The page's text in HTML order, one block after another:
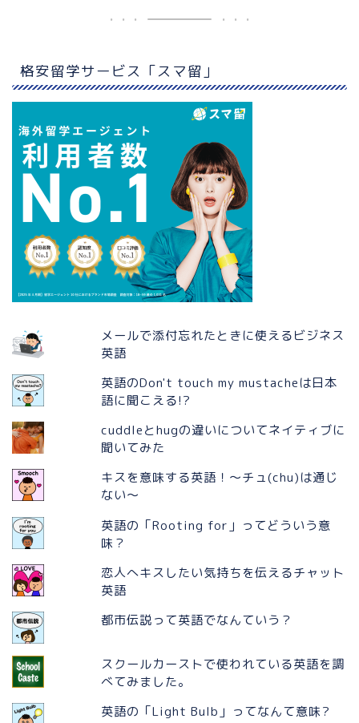
格安留学サービス「スマ留」
メールで添付忘れたときに使えるビジネス
英語
英語のDon't touch my mustacheは日本
語に聞こえる!?
cuddleとhugの違いについてネイティブに
聞いてみた
キスを意味する英語！〜チュ(chu)は通じ
ない〜
英語の「Rooting for」ってどういう意
味？
恋人へキスしたい気持ちを伝えるチャット
英語
都市伝説って英語でなんていう？
スクールカーストで使われている英語を調
べてみました。
英語の「Light Bulb」ってなんて意味?